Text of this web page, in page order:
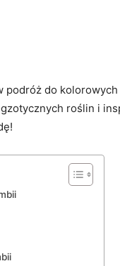
podróż do
roślin i